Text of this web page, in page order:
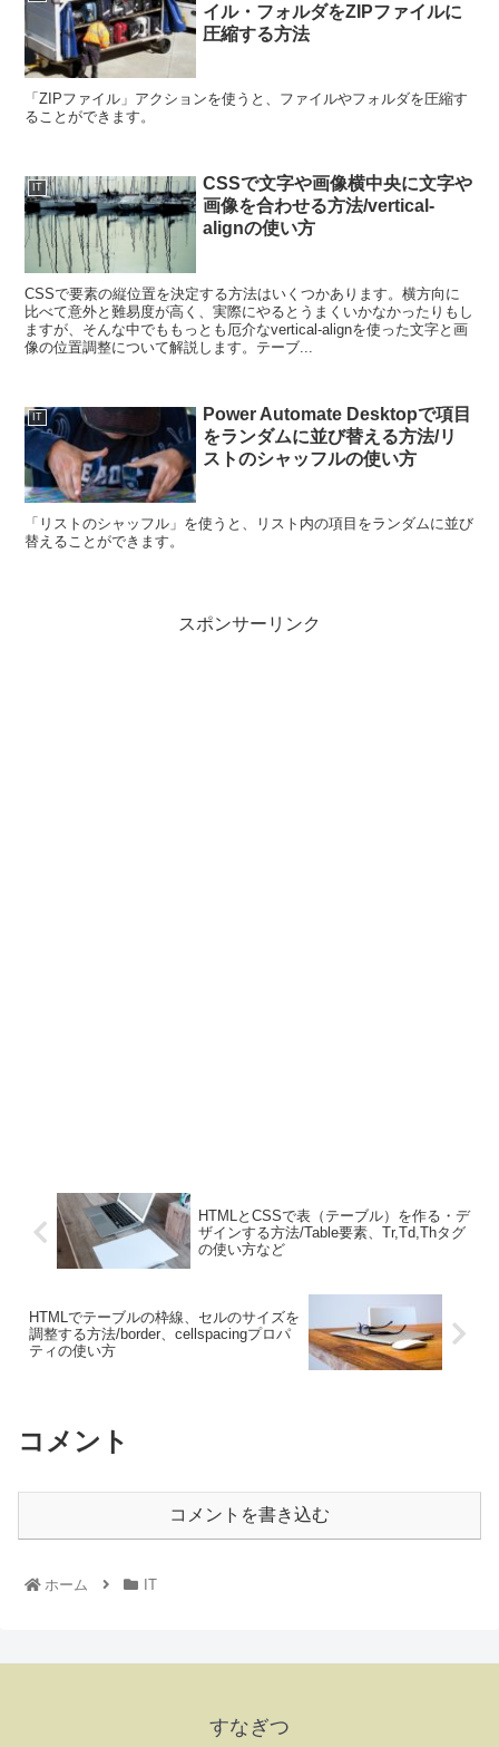
イル・フォルダをZIPファイルに
圧縮する方法
「ZIPファイル」アクションを使うと、ファイルやフォルダを圧縮す
ることができます。
IT
CSSで文字や画像横中央に文字や
画像を合わせる方法/vertical-
alignの使い方
CSSで要素の縦位置を決定する方法はいくつかあります。横方向に
比べて意外と難易度が高く、実際にやるとうまくいかなかったりもし
ますが、そんな中でももっとも厄介なvertical-alignを使った文字と画
像の位置調整について解説します。テーブ...
IT
Power Automate Desktopで項目
をランダムに並び替える方法/リ
ストのシャッフルの使い方
「リストのシャッフル」を使うと、リスト内の項目をランダムに並び
替えることができます。
スポンサーリンク
HTMLとCSSで表（テーブル）を作る・デ
ザインする方法/Table要素、Tr,Td,Thタグ
の使い方など
HTMLでテーブルの枠線、セルのサイズを
調整する方法/border、cellspacingプロパ
ティの使い方
コメント
コメントを書き込む
ホーム IT
すなぎつ